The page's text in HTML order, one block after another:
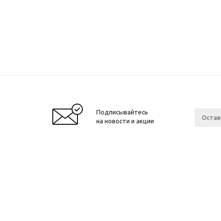
Подписывайтесь
на новости и акции